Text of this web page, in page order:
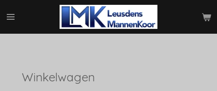
direct
Winkelwagen